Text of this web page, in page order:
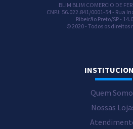
BLIM BLIM COMERCIO DE
CNPJ: 56.022.841/0001-54 - Rua
Ribeirão Preto/SP -
© 2020 - Todos os direitos
Quem
Nossas